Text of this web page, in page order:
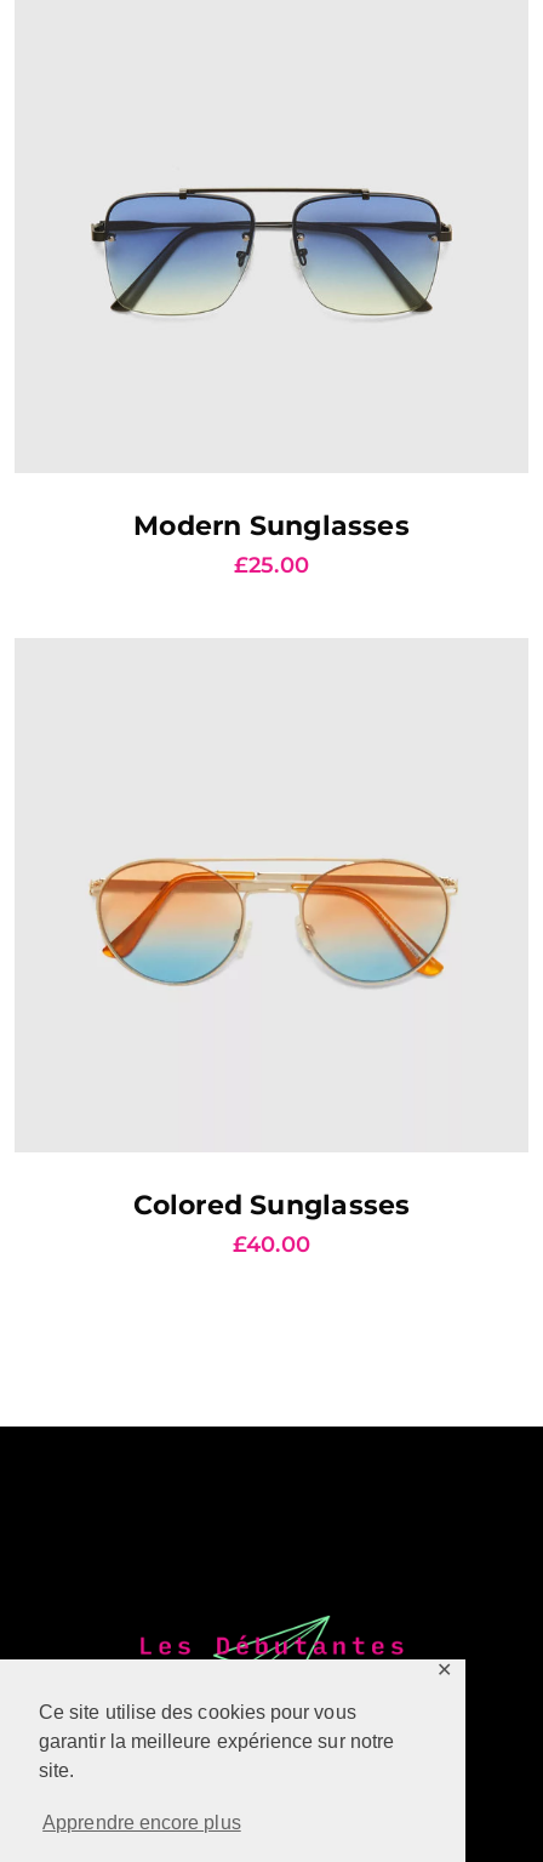
Ce site utilise des cookies pour vous
garantir la meilleure expérience sur notre
site.
Apprendre encore plus
✕
Modern Sunglasses
£25.00
Colored Sunglasses
£40.00